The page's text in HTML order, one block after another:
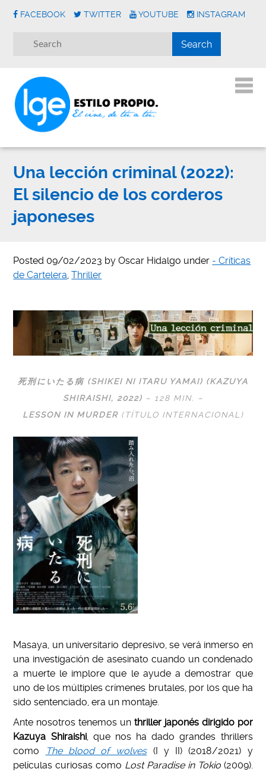
FACEBOOK TWITTER YOUTUBE INSTAGRAM
Una lección criminal (2022):
El silencio de los corderos
japoneses
Posted 09/02/2023 byOscar Hidalgo under - Críticas
de Cartelera,Thriller
死刑にいたる病 (SHIKEI NI ITARU YAMAI) (KAZUYA
SHIRAISHI, 2022) – 128 MIN. –
LESSON IN MURDER(TÍTULO INTERNACIONAL)
Masaya, un universitario depresivo, se verá inmerso en
una investigación de asesinato cuando un condenado
a muerte le implore que le ayude a demostrar que
uno de los múltiples crímenes brutales, por los que ha
sido sentenciado, era un montaje.
Ante nosotros tenemos un thriller japonés dirigido por
Kazuya Shiraishi, que nos ha dado grandes thrillers
como
The blood of wolves(I y II) (2018/2021) y
películas curiosas como Lost Paradise in Tokio(2009).